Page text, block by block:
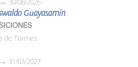
Guayasamín
de Tormes
31/03/2027